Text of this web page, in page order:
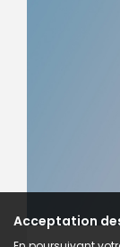
Acceptation